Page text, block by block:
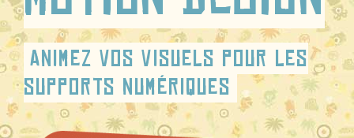
Animez vos visuels pour les
supports numériques